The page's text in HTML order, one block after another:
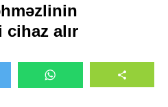
alır